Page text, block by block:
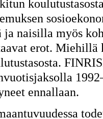
ja naisilla myös
erot. Miehillä
ennallaan.